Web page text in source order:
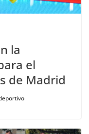
la
el
de Madrid